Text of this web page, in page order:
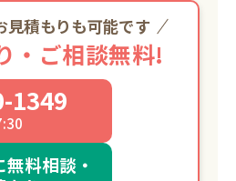
見積もりも可能です
・ご相談無料!
1349
料相談・